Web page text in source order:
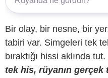
Bir olay, bir nesne, bir
tabiri var. Simgeleri tek
bıraktığı hissi aklında tut.
tek his, rüyanın gerçek